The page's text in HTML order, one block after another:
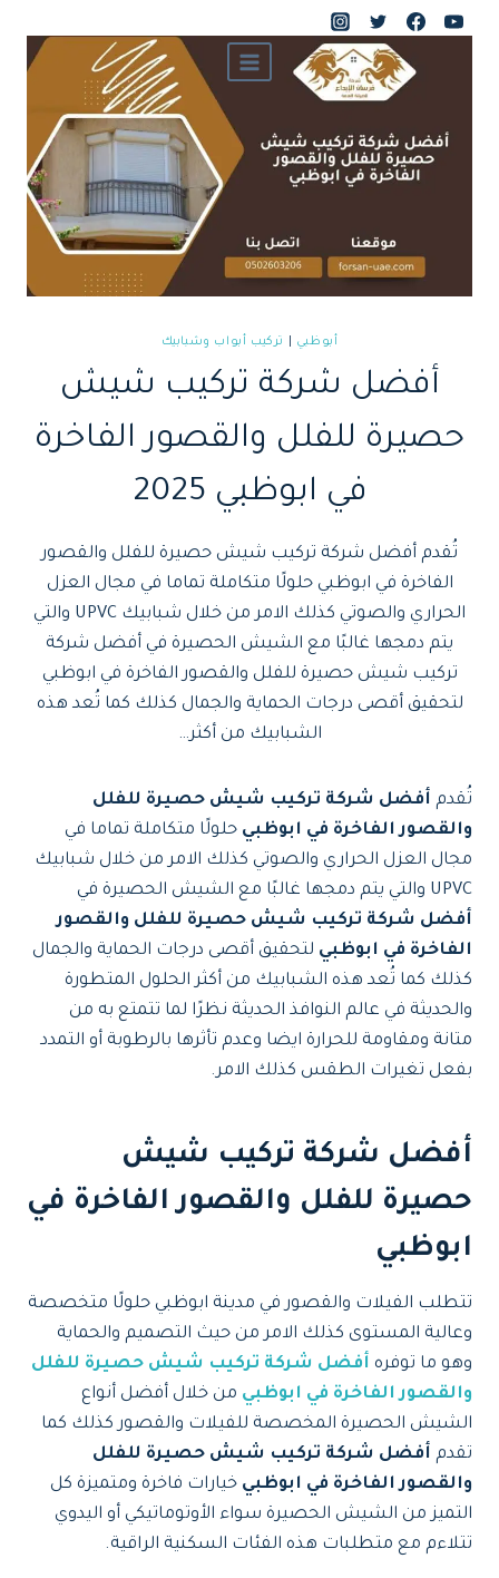
التجاوز
أبوظبي تركيب أبواب وشبابيك
أفضل شركة تركيب شيش
حصيرة للفلل والقصور الفاخرة
في ابوظبي 2025
تُقدم أفضل شركة تركيب شيش حصيرة للفلل والقصور
الفاخرة في ابوظبي حلولًا متكاملة تماما في مجال العزل
الحراري والصوتي كذلك الامر من خلال شبابيك UPVC والتي
يتم دمجها غالبًا مع الشيش الحصيرة في أفضل شركة
تركيب شيش حصيرة للفلل والقصور الفاخرة في ابوظبي
لتحقيق أقصى درجات الحماية والجمال كذلك كما تُعد هذه
الشبابيك من أكثر…
تُقدم أفضل شركة تركيب شيش حصيرة للفلل
والقصور الفاخرة في ابوظبي حلولًا متكاملة تماما في
مجال العزل الحراري والصوتي كذلك الامر من خلال شبابيك
UPVC والتي يتم دمجها غالبًا مع الشيش الحصيرة في
أفضل شركة تركيب شيش حصيرة للفلل والقصور
الفاخرة في ابوظبي لتحقيق أقصى درجات الحماية والجمال
كذلك كما تُعد هذه الشبابيك من أكثر الحلول المتطورة
والحديثة في عالم النوافذ الحديثة نظرًا لما تتمتع به من
متانة ومقاومة للحرارة ايضا وعدم تأثرها بالرطوبة أو التمدد
بفعل تغيرات الطقس كذلك الامر.
أفضل شركة تركيب شيش
حصيرة للفلل والقصور الفاخرة في
ابوظبي
تتطلب الفيلات والقصور في مدينة ابوظبي حلولًا متخصصة
وعالية المستوى كذلك الامر من حيث التصميم والحماية
وهو ما توفره أفضل شركة تركيب شيش حصيرة للفلل
والقصور الفاخرة في ابوظبي من خلال أفضل أنواع
الشيش الحصيرة المخصصة للفيلات والقصور كذلك كما
تقدم أفضل شركة تركيب شيش حصيرة للفلل
والقصور الفاخرة في ابوظبي خيارات فاخرة ومتميزة كل
التميز من الشيش الحصيرة سواء الأوتوماتيكي أو اليدوي
تتلاءم مع متطلبات هذه الفئات السكنية الراقية.